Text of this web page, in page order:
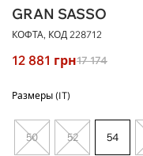
GRAN SASSO
КОФТА, КОД 228712
12 881 грн17 174
Размеры (IT)
50 52 54